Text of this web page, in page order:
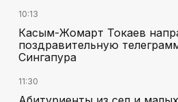
10:13
Касым-Жомарт Токаев
поздравительную
Сингапура
11:30